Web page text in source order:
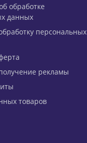
обработке
данных
персональных
рекламы
товаров